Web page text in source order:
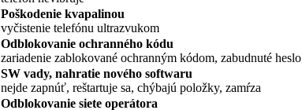
Poškodenie kvapalinou
vyčistenie telefónu ultrazvukom
Odblokovanie ochranného kódu
zariadenie zablokované ochranným kódom, zabudnuté heslo
SW vady, nahratie nového softwaru
nejde zapnúť, reštartuje sa, chýbajú položky, zamŕza
Odblokovanie siete operátora